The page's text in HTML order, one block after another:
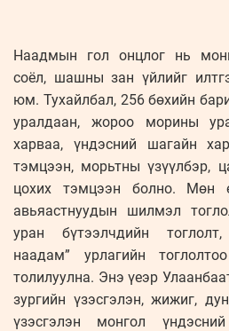
Наадмын гол онцлог нь
соёл, шашны зан үйлийг
юм. Тухайлбал, 256 бөхийн
уралдаан, жороо морины
харваа, үндэсний шагайн
тэмцээн, морьтны үзүүлбэр,
цохих тэмцээн болно. Мөн
авьяастнуудын шилмэл
уран бүтээлчдийн
наадам” урлагийн
толилуулна. Энэ үеэр
зургийн үзэсгэлэн, жижиг,
үзэсгэлэн монгол